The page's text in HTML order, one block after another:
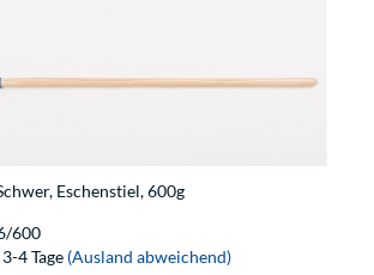
Eschenstiel, 600g
600
4 Tage (Ausland abweichend)